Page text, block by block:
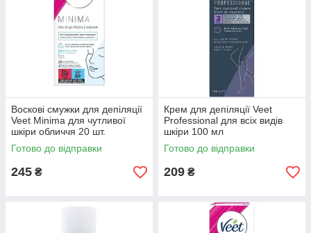
Воскові смужки для депіляції
Veet Minima для чутливої
шкіри обличчя 20 шт.
Готово до відправки
245 ₴
Крем для депіляції Veet
Professional для всіх видів
шкіри 100 мл
Готово до відправки
209 ₴